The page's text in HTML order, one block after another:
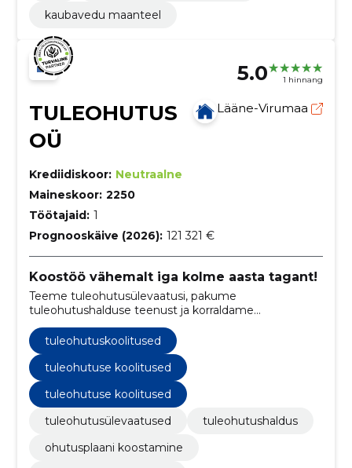
kaubavedu maanteel
5.0 1 hinnang
TULEOHUTUS
OÜ
Lääne-Virumaa
Krediidiskoor: Neutraalne
Maineskoor: 2250
Töötajaid: 1
Prognooskäive (2026): 121 321 €
Koostöö vähemalt iga kolme aasta tagant!
Teeme tuleohutusülevaatusi, pakume
tuleohutushalduse teenust ja korraldame
tuleohutuskoolitusi.
tuleohutuskoolitused
tuleohutuse koolitused
tuleohutuse koolitused
tuleohutusülevaatused
tuleohutushaldus
ohutusplaani koostamine